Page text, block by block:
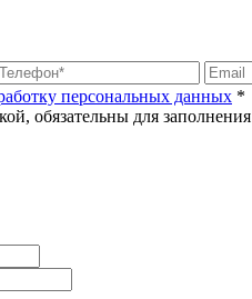
персональных данных *
обязательны для заполнения